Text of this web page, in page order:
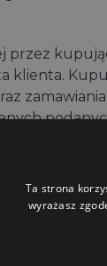
przez
klienta.
uznaje
za
dostępu
w
Ta strona
wyrażasz